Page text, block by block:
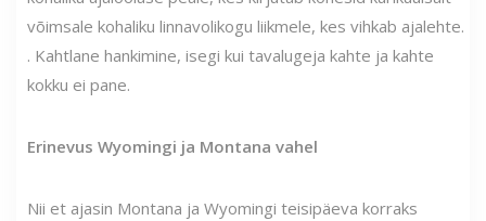
võimsale kohaliku linnavolikogu liikmele, kes vihkab ajalehte.
. Kahtlane hankimine, isegi kui tavalugeja kahte ja kahte
kokku ei pane.
Erinevus Wyomingi ja Montana vahel
Nii et ajasin Montana ja Wyomingi teisipäeva korraks